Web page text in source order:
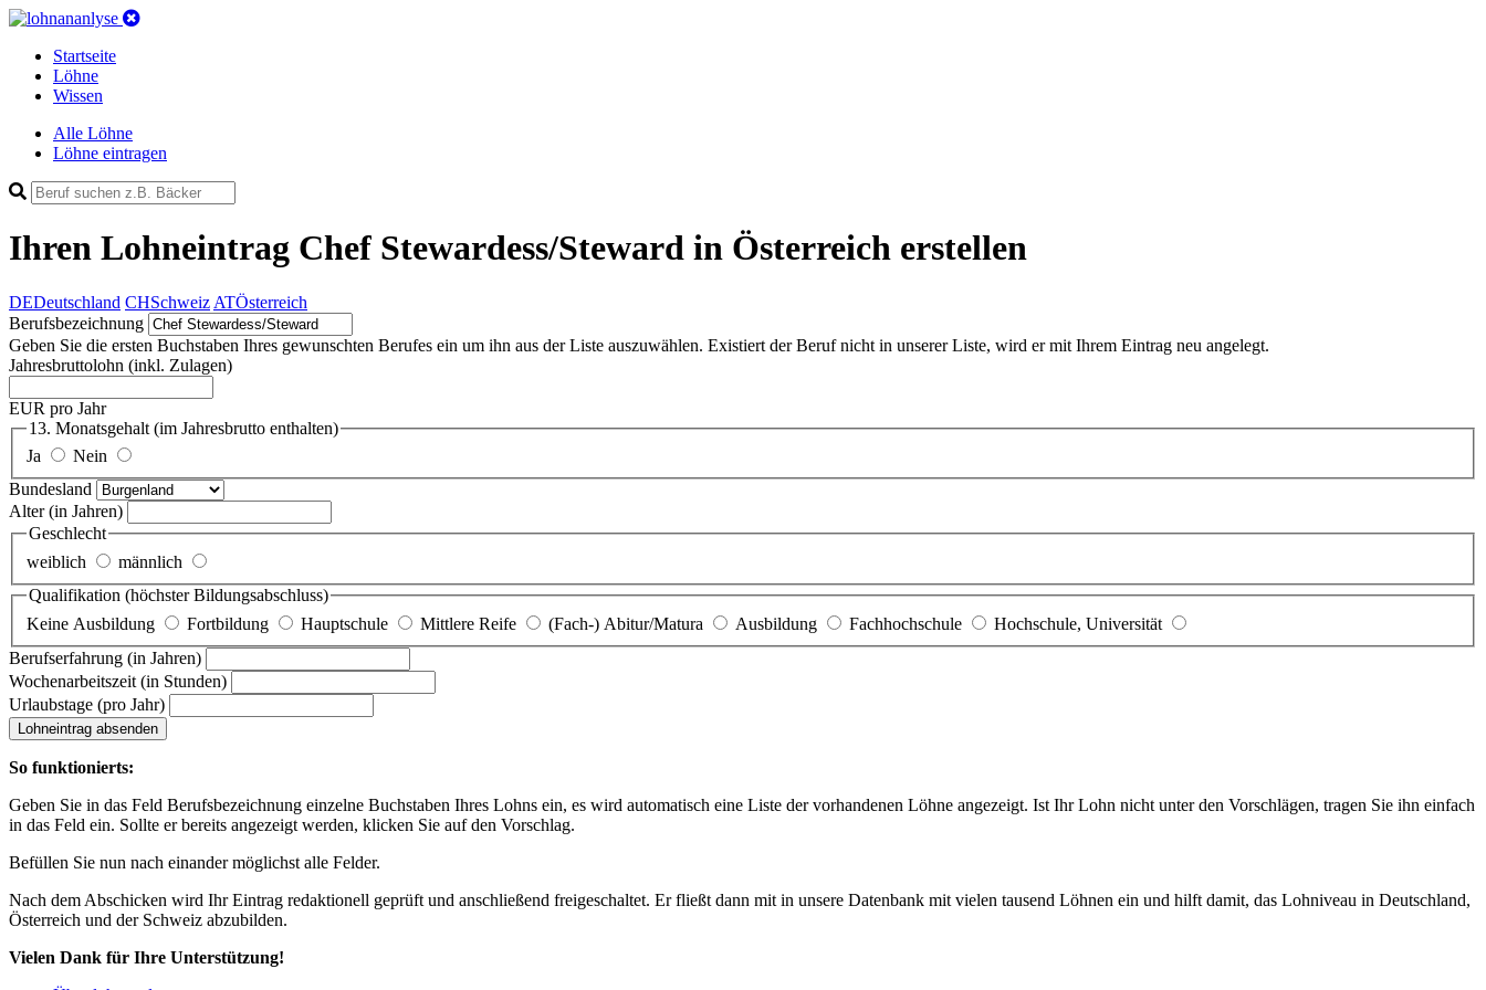
Startseite
Löhne
Wissen
Alle Löhne
Löhne eintragen
Ihren Lohneintrag Chef Stewardess/Steward in Österreich erstellen
DEDeutschland CHSchweiz ATÖsterreich
Berufsbezeichnung
Geben Sie die ersten Buchstaben Ihres gewunschten Berufes ein um ihn aus der Liste auszuwählen. Existiert der Beruf nicht in unserer Liste, wird er mit Ihrem Eintrag neu angelegt.
Jahresbruttolohn (inkl. Zulagen)
EUR pro Jahr
13. Monatsgehalt (im Jahresbrutto enthalten)
Ja
Nein
Bundesland
Alter(in Jahren)
Geschlecht
weiblich
männlich
Qualifikation (höchster Bildungsabschluss)
Keine Ausbildung
Fortbildung Hauptschule Mittlere Reife (Fach-) Abitur/Matura Ausbildung Fachhochschule
Hochschule, Universität
Berufserfahrung (in Jahren)
Wochenarbeitszeit (in Stunden)
Urlaubstage (pro Jahr)
Lohneintrag absenden
So funktionierts:
Geben Sie in das Feld Berufsbezeichnung einzelne Buchstaben Ihres Lohns ein, es wird automatisch eine Liste der vorhandenen Löhne angezeigt. Ist Ihr Lohn nicht unter den Vorschlägen, tragen Sie ihn einfach
in das Feld ein. Sollte er bereits angezeigt werden, klicken Sie auf den Vorschlag.
Befüllen Sie nun nach einander möglichst alle Felder.
Nach dem Abschicken wird Ihr Eintrag redaktionell geprüft und anschließend freigeschaltet. Er fließt dann mit in unsere Datenbank mit vielen tausend Löhnen ein und hilft damit, das Lohniveau in Deutschland,
Österreich und der Schweiz abzubilden.
Vielen Dank für Ihre Unterstützung!